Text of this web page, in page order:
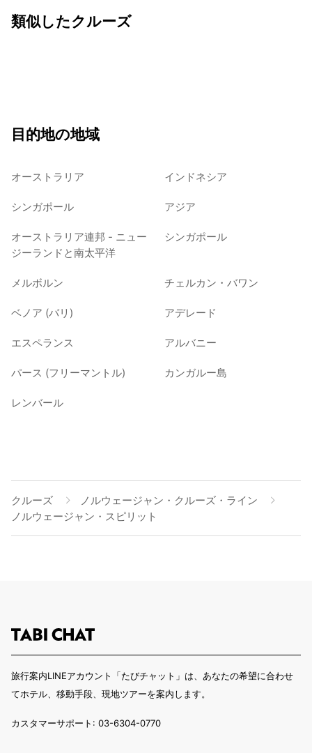
類似したクルーズ
目的地の地域
オーストラリア インドネシア
シンガポール アジア
オーストラリア連邦 - ニュー
ジーランドと南太平洋
シンガポール
メルボルン チェルカン・バワン
ベノア (バリ) アデレード
エスペランス アルバニー
パース (フリーマントル) カンガルー島
レンバール
クルーズ
ノルウェージャン・クルーズ・ライン
ノルウェージャン・スピリット
旅行案内LINEアカウント「たびチャット」は、あなたの希望に合わせ
てホテル、移動手段、現地ツアーを案内します。
カスタマーサポート: 03-6304-0770